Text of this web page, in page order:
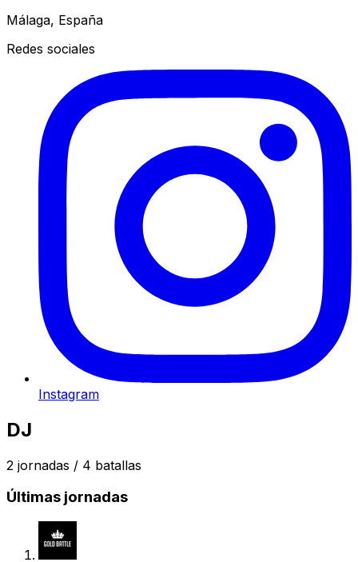
Málaga, España
Redes sociales
Instagram
DJ
2 jornadas / 4 batallas
Últimas jornadas